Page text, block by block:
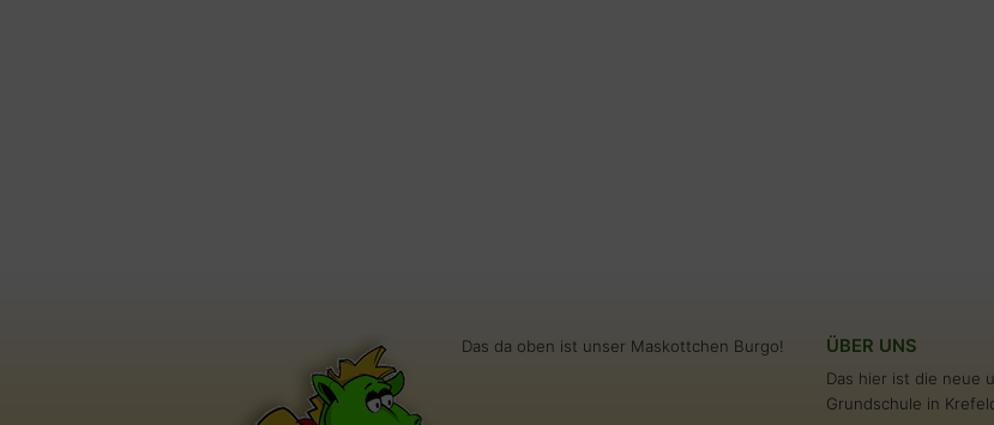
Das da oben ist unser Maskottchen Burgo! ÜBER UNS
Das hier ist die neue
Grundschule in